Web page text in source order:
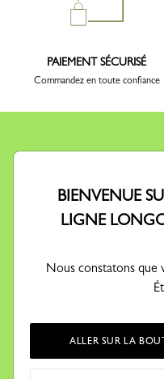
PAIEMENT SÉCURISÉ
Commandez en toute confiance
Recevez notre
En validant votre
de recevoir des
BIENVENUE
LIGNE
Nous constatons que
ALLER SUR LA